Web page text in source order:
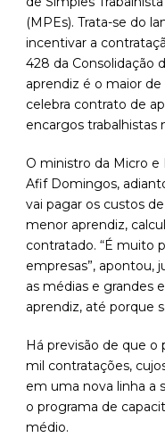
(MPEs). Trata-se do
incentivar a
428 da Consolidação
aprendiz é o maior
celebra contrato de
encargos trabalhistas
O ministro da Micro e
Afif Domingos,
vai pagar os custos
menor aprendiz,
contratado. “É muito
empresas”, apontou,
as médias e grandes
aprendiz, até porque
Há previsão de que
mil contratações,
em uma nova linha a
o programa de
médio.